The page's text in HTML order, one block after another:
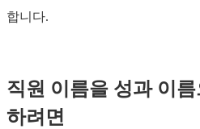
합니다.
직원 이름을 성과 이
하려면